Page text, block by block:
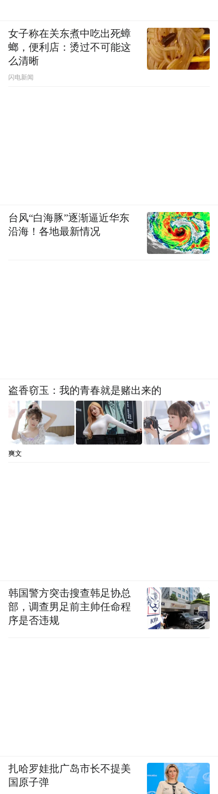
女子称在关东煮中吃出死蟑
螂，便利店：烫过不可能这
么清晰
闪电新闻
台风“白海豚”逐渐逼近华东
沿海！各地最新情况
盗香窃玉：我的青春就是赌出来的
爽文
韩国警方突击搜查韩足协总
部，调查男足前主帅任命程
序是否违规
扎哈罗娃批广岛市长不提美
国原子弹